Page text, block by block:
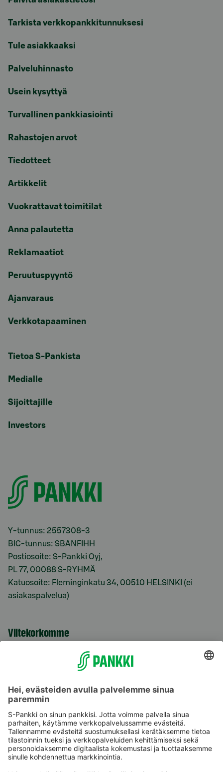
Tarkista verkkopankkitunnuksesi
Tule asiakkaaksi
Palveluhinnasto
Usein kysyttyä
Turvallinen pankkiasiointi
Rahastojen arvot
Tiedotteet
Artikkelit
Vuokrattavat toimitilat
Anna palautetta
Reklamaatiot
Peruutuspyyntö
Ajanvaraus
Verkkotapaaminen
Tietoa S-Pankista
Medialle
Sijoittajille
Investors
Y-tunnus: 2557308-3
BIC-tunnus: SBANFIHH
Postiosoite: S-Pankki Oyj,
PL 77, 00088 S-RYHMÄ
Katuosoite: Fleminginkatu 34, 00510 HELSINKI (ei
asiakaspalvelua)
Viitekorkomme